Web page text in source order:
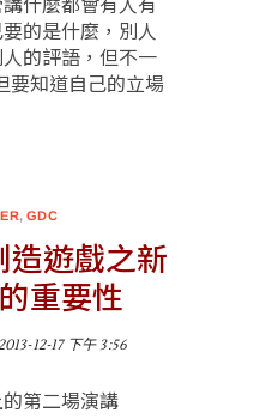
的是什麼，別人
的評語，但不一
要知道自己的立場
,GDC
造遊戲之新
重要性
12-17 下午 3:56
第二場演講